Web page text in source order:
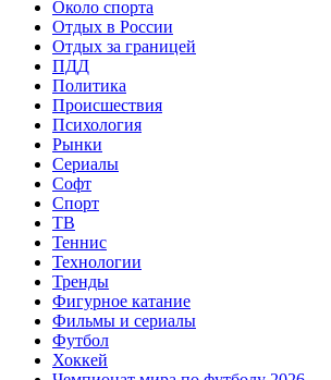
Около спорта
Отдых в России
Отдых за границей
ПДД
Политика
Происшествия
Психология
Рынки
Сериалы
Софт
Спорт
ТВ
Теннис
Технологии
Тренды
Фигурное катание
Фильмы и сериалы
Футбол
Хоккей